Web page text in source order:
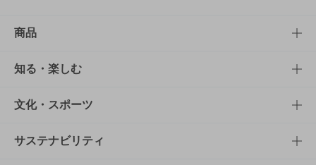
商品
商品TOP
商品一覧
商品発売情報
知る・楽しむ
知る・楽しむTOP
キャンペーン
文化・スポーツ
文化・スポーツTOP
サステナビリティ